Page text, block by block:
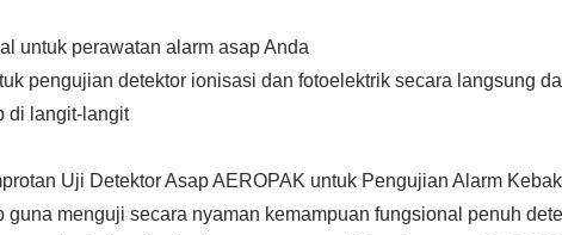
untuk perawatan alarm asap Anda
pengujian detektor ionisasi dan fotoelektrik secara langsung
di langit-langit
Uji Detektor Asap AEROPAK untuk Pengujian Alarm
guna menguji secara nyaman kemampuan fungsional penuh